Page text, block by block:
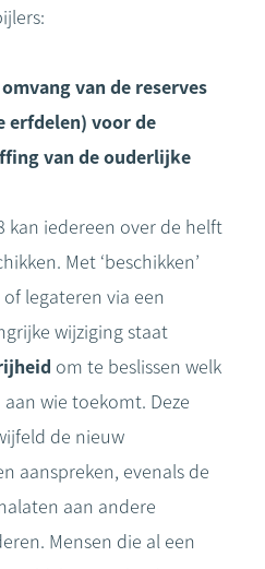
van de reserves
erfdelen) voor de
van de ouderlijke
kan iedereen over de helft
Met ‘beschikken’
legateren via een
wijziging staat
om te beslissen welk
wie toekomt. Deze
de nieuw
aanspreken, evenals de
aan andere
Mensen die al een